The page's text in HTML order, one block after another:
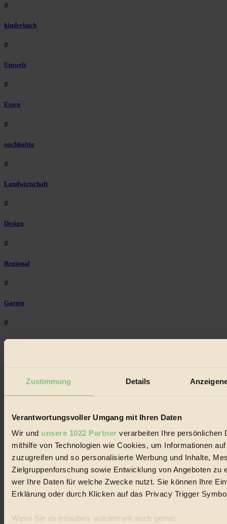
Zustimmung Details
Verantwortungsvoller Umgang mit Ihren Daten
Wir und unsere 1022 Partner verarbeiten Ihre persönlichen
mithilfe von Technologien wie Cookies, um Informationen
zuzugreifen und so personalisierte Werbung und Inhalte,
Zielgruppenforschung sowie Entwicklung von Angeboten zu
wer Ihre Daten für welche Zwecke nutzt. Sie können Ihre
Erklärung oder durch Klicken auf das Privacy Trigger
Wenn Sie es erlauben, würden wir auch gerne:
#
kinderbuch
#
Umwelt
#
Essen
#
nachhaltig
#
Landwirtschaft
#
Design
#
Regional
#
Garten
#
Recycling
Eco Fashion
Illustration
Niederösterreich